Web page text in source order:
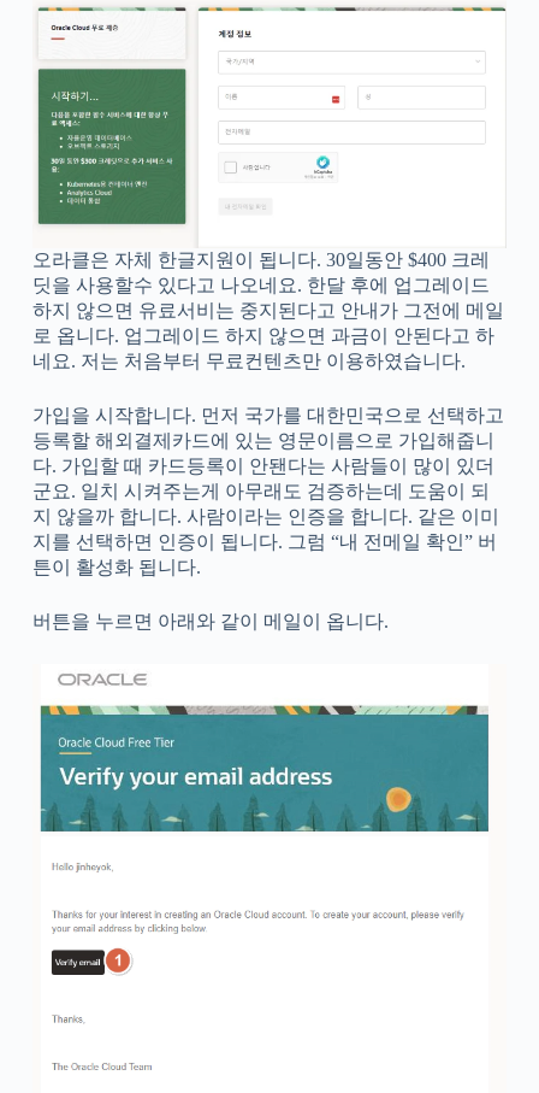
오라클은 자체 한글지원이 됩니다. 30일동안 $400 크레
딧을 사용할수 있다고 나오네요. 한달 후에 업그레이드
하지 않으면 유료서비는 중지된다고 안내가 그전에 메일
로 옵니다. 업그레이드 하지 않으면 과금이 안된다고 하
네요. 저는 처음부터 무료컨텐츠만 이용하였습니다.
가입을 시작합니다. 먼저 국가를 대한민국으로 선택하고
등록할 해외결제카드에 있는 영문이름으로 가입해줍니
다. 가입할 때 카드등록이 안됀다는 사람들이 많이 있더
군요. 일치 시켜주는게 아무래도 검증하는데 도움이 되
지 않을까 합니다. 사람이라는 인증을 합니다. 같은 이미
지를 선택하면 인증이 됩니다. 그럼 “내 전메일 확인” 버
튼이 활성화 됩니다.
버튼을 누르면 아래와 같이 메일이 옵니다.